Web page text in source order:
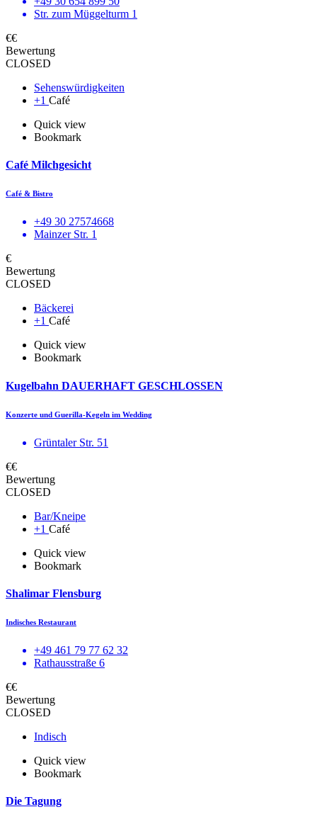
Str. zum Müggelturm 1
€€
Bewertung
CLOSED
Sehenswürdigkeiten
+1 Café
Quick view
Bookmark
Café Milchgesicht
Café & Bistro
+49 30 27574668
Mainzer Str. 1
€
Bewertung
CLOSED
Bäckerei
+1 Café
Quick view
Bookmark
Kugelbahn DAUERHAFT GESCHLOSSEN
Konzerte und Guerilla-Kegeln im Wedding
Grüntaler Str. 51
€€
Bewertung
CLOSED
Bar/Kneipe
+1 Café
Quick view
Bookmark
Shalimar Flensburg
Indisches Restaurant
+49 461 79 77 62 32
Rathausstraße 6
€€
Bewertung
CLOSED
Indisch
Quick view
Bookmark
Die Tagung